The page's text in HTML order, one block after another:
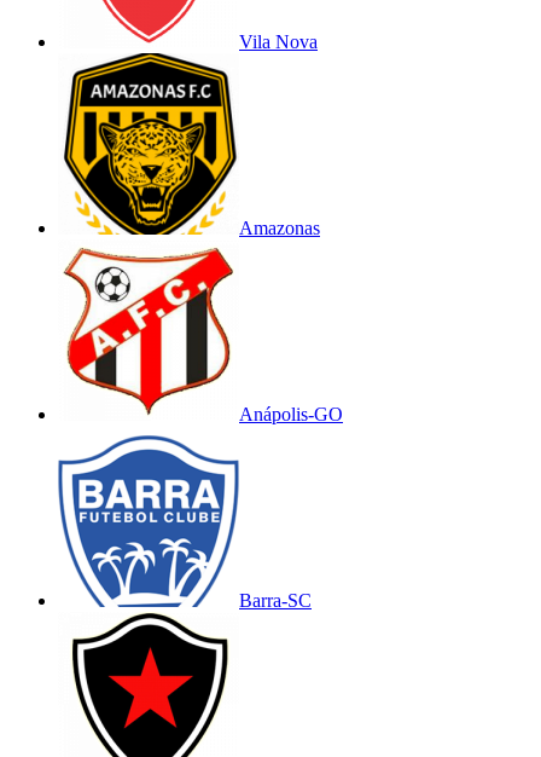
Vila Nova
Amazonas
Anápolis-GO
Barra-SC